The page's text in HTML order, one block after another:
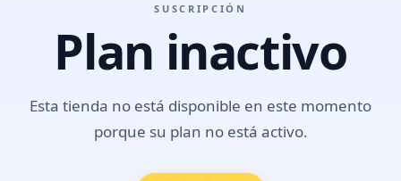
SUSCRIPCIÓN
Plan inactivo
Esta tienda no está disponible en este momento
porque su plan no está activo.